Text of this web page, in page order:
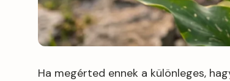
Ha megérted ennek a különleges,